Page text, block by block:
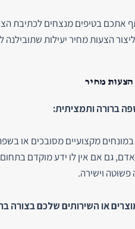
אתכם בטיפים מנצחים לכתיבת
הצעות מחיר יעילות
הצעות מחיר
מקצועיים מסובכים או
גם אם אין לו ידע מוקדם
וישירה.